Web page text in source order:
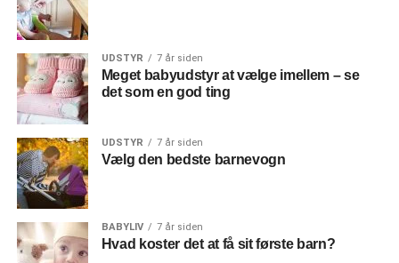
UDSTYR 7 år siden
Meget babyudstyr at vælge imellem – se
det som en god ting
UDSTYR 7 år siden
Vælg den bedste barnevogn
BABYLIV 7 år siden
Hvad koster det at få sit første barn?